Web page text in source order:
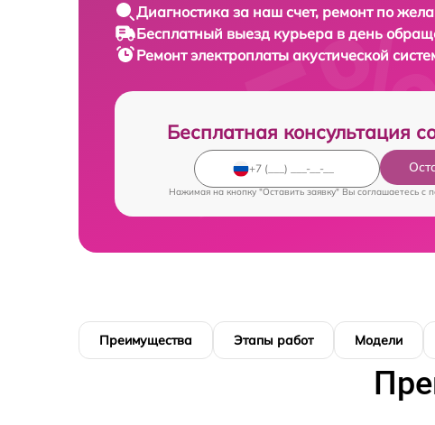
Диагностика за наш счет, ремонт по
Бесплатный выезд курьера в день
Ремонт электроплаты акустической
Бесплатная консультация
Нажимая на кнопку "Оставить заявку" Вы соглашаетесь c
Преимущества Этапы работ Модели